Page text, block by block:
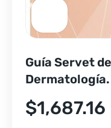
Guía Servet
$1,687.16